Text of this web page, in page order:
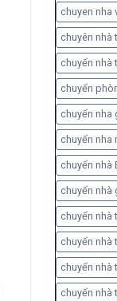
chuyen nha
chuyên nhà
chuyển nhà
chuyển
chuyển nha
chuyển nha
chuyển nhà
chuyển nhà
chuyển nhà
chuyển nhà
chuyển nhà
chuyển nhà